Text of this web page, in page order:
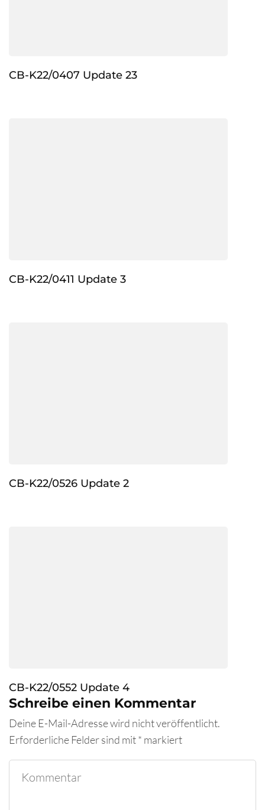
CB-K22/0407 Update 23
CB-K22/0411 Update 3
CB-K22/0526 Update 2
CB-K22/0552 Update 4
Schreibe einen Kommentar
Deine E-Mail-Adresse wird nicht veröffentlicht.
Erforderliche Felder sind mit* markiert